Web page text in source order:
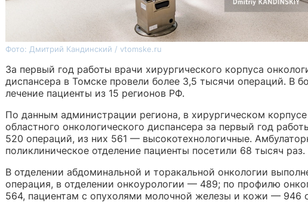
Фото: Дмитрий Кандинский / vtomske.ru
За первый год работы врачи хирургического корпуса
диспансера в Томске провели более 3,5 тысячи операций. В
лечение пациенты из 15 регионов РФ.
По данным администрации региона, в хирургическом
областного онкологического диспансера за первый год
520 операций, из них 561 — высокотехнологичные.
поликлиническое отделение пациенты посетили 68 тысяч раз.
В отделении абдоминальной и торакальной онкологии
операция, в отделении онкоурологии — 489; по профилю
564, пациентам с опухолями молочной железы и кожи — 946